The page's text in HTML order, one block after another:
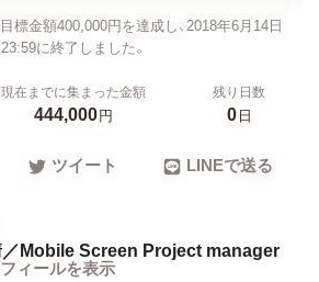
標金額400,000円を達成し、2018年6月14日
23:59に終了しました。
現在までに集まった金額
444,000円
残り日数
0日
ツイート LINEで送る
Mobile Screen Project manager
ィールを表示